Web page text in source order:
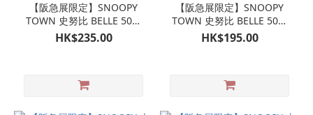
【阪急展限定】SNOOPY
TOWN 史努比 BELLE 50週
年限定系列 愛心手柄陶瓷杯
馬克杯
HK$235.00
【阪急展限定】SNOOPY
TOWN 史努比 BELLE 50週
年限定系列 愛心形碟仔
HK$195.00